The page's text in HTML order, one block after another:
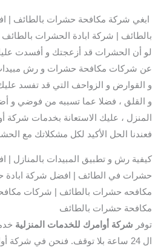
ابغي شركة مكافحة حشرات بالطائف |
بالطائف | شركة ابادة الحشرات بالطائف
لو أن الحشرات قد أزعجتك و أفسدت
عن شركات مكافحة حشرات و رش
و القوارض و الزواحف التي قد تفسد عليك
و القلق ، فضلا عما تسببه من فوضي و
المنزل ، عليك الاستعانة بخدمات شركة
فعندنا الحل الأكيد لكل مشكلاتك مع
كيفية رش و تطبيق المبيدات بالمنازل
حشرات في الطائف | افضل شركة ابادة
مكافحه حشرات بالطائف | شركات
مكافحة حشرات بالطائف
توفر شركة أوامرك للخدمات المنزلية
ال 24 ساعة بلا توقف. فنحن في شركة